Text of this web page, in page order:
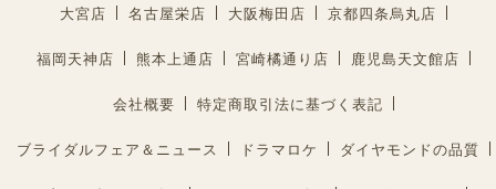
大宮店 名古屋栄店 大阪梅田店 京都四条烏丸店
福岡天神店 熊本上通店 宮崎橘通り店 鹿児島天文館店
会社概要 特定商取引法に基づく表記
ブライダルフェア＆ニュース ドラマロケ ダイヤモンドの品質